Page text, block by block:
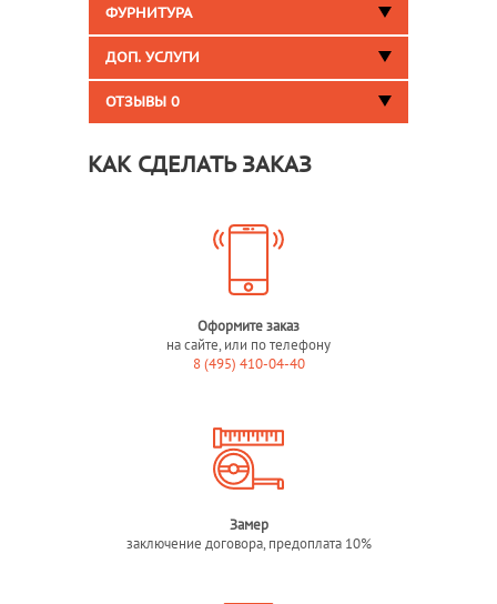
ФУРНИТУРА
ДОП. УСЛУГИ
ОТЗЫВЫ 0
КАК СДЕЛАТЬ ЗАКАЗ
Оформите заказ
на сайте, или по телефону
8 (495) 410-04-40
Замер
заключение договора, предоплата 10%